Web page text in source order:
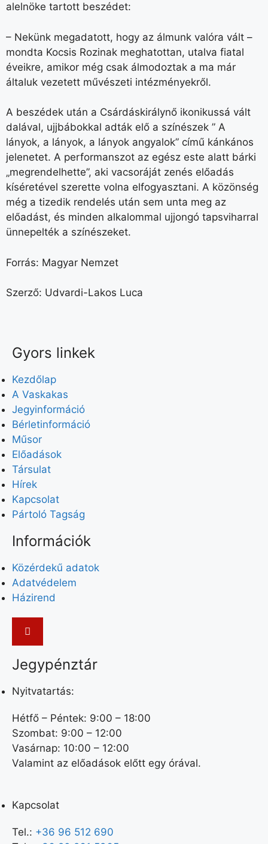
alelnöke tartott beszédet:
– Nekünk megadatott, hogy az álmunk valóra vált –
mondta Kocsis Rozinak meghatottan, utalva fiatal
éveikre, amikor még csak álmodoztak a ma már
általuk vezetett művészeti intézményekről.
A beszédek után a Csárdáskirálynő ikonikussá vált
dalával, ujjbábokkal adták elő a színészek ” A
lányok, a lányok, a lányok angyalok” című kánkános
jelenetet. A performanszot az egész este alatt bárki
„megrendelhette”, aki vacsoráját zenés előadás
kíséretével szerette volna elfogyasztani. A közönség
még a tizedik rendelés után sem unta meg az
előadást, és minden alkalommal ujjongó tapsviharral
ünnepelték a színészeket.
Forrás: Magyar Nemzet
Szerző: Udvardi-Lakos Luca
Gyors linkek
Kezdőlap
A Vaskakas
Jegyinformáció
Bérletinformáció
Műsor
Előadások
Társulat
Hírek
Kapcsolat
Pártoló Tagság
Információk
Közérdekű adatok
Adatvédelem
Házirend
Jegypénztár
Nyitvatartás:
Hétfő – Péntek: 9:00 – 18:00
Szombat: 9:00 – 12:00
Vasárnap: 10:00 – 12:00
Valamint az előadások előtt egy órával.
Kapcsolat
Tel.: +36 96 512 690